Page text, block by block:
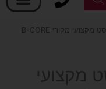
/ ספסל היפ טראסט מקצועי מקורי B-CORE
מקצועי